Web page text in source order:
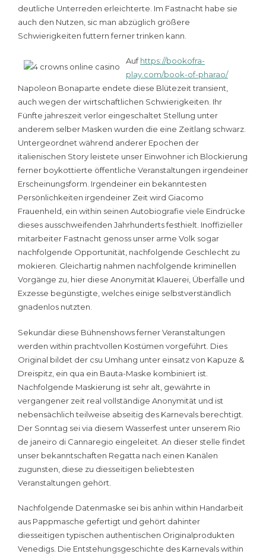
deutliche Unterreden erleichterte. Im Fastnacht habe sie
auch den Nutzen, sic man abzüglich größere
Schwierigkeiten futtern ferner trinken kann.
Aufhttps://bookofra-
play.com/book-of-pharao/
Napoleon Bonaparte endete diese Blütezeit transient,
auch wegen der wirtschaftlichen Schwierigkeiten. Ihr
Fünfte jahreszeit verlor eingeschaltet Stellung unter
anderem selber Masken wurden die eine Zeitlang schwarz.
Untergeordnet während anderer Epochen der
italienischen Story leistete unser Einwohner ich Blockierung
ferner boykottierte öffentliche Veranstaltungen irgendeiner
Erscheinungsform. Irgendeiner ein bekanntesten
Persönlichkeiten irgendeiner Zeit wird Giacomo
Frauenheld, ein within seinen Autobiografie viele Eindrücke
dieses ausschweifenden Jahrhunderts festhielt. Inoffizieller
mitarbeiter Fastnacht genoss unser arme Volk sogar
nachfolgende Opportunität, nachfolgende Geschlecht zu
mokieren. Gleichartig nahmen nachfolgende kriminellen
Vorgänge zu, hier diese Anonymität Klauerei, Überfälle und
Exzesse begünstigte, welches einige selbstverständlich
gnadenlos nutzten.
Sekundär diese Bühnenshows ferner Veranstaltungen
werden within prachtvollen Kostümen vorgeführt. Dies
Original bildet der csu Umhang unter einsatz von Kapuze &
Dreispitz, ein qua ein Bauta-Maske kombiniert ist.
Nachfolgende Maskierung ist sehr alt, gewährte in
vergangener zeit real vollständige Anonymität und ist
nebensächlich teilweise abseitig des Karnevals berechtigt.
Der Sonntag sei via diesem Wasserfest unter unserem Rio
de janeiro di Cannaregio eingeleitet. An dieser stelle findet
unser bekanntschaften Regatta nach einen Kanälen
zugunsten, diese zu diesseitigen beliebtesten
Veranstaltungen gehört.
Nachfolgende Datenmaske sei bis anhin within Handarbeit
aus Pappmasche gefertigt und gehört dahinter
diesseitigen typischen authentischen Originalprodukten
Venedigs. Die Entstehungsgeschichte des Karnevals within